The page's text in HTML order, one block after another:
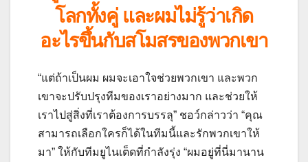
โลกทั้งคู่ และผมไม่รู้ว่าเกิด
อะไรขึ้นกับสโมสรของพวกเขา
“แต่ถ้าเป็นผม ผมจะเอาใจช่วยพวกเขา และพวก
เขาจะปรับปรุงทีมของเราอย่างมาก และช่วยให้
เราไปสู่สิ่งที่เราต้องการบรรลุ” ชอว์กล่าวว่า “คุณ
สามารถเลือกใครก็ได้ในทีมนี้และรักพวกเขาให้
มา” ให้กับทีมยูไนเต็ดที่กำลังรุ่ง “ผมอยู่ที่นี่มานาน